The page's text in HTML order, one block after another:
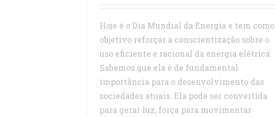
Hoje é o Dia Mundial da Energia e tem como
objetivo reforçar a conscientização sobre o
uso eficiente e racional da energia elétrica.
Sabemos que ela é de fundamental
importância para o desenvolvimento das
sociedades atuais. Ela pode ser convertida
para gerar luz, força para movimentar